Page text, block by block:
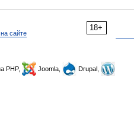
18+
сайте
PHP, Joomla,
Drupal,